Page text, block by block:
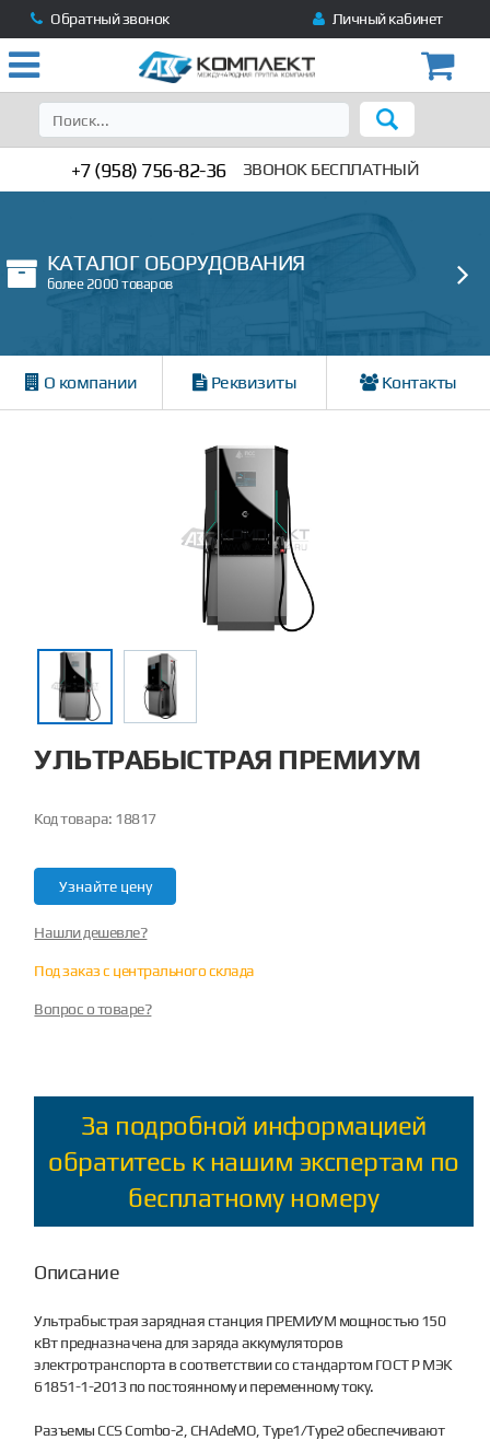
Обратный звонок Личный кабинет
+7 (958) 756-82-36 ЗВОНОК БЕСПЛАТНЫЙ
КАТАЛОГ ОБОРУДОВАНИЯ
более 2000 товаров
О компании Реквизиты Контакты
УЛЬТРАБЫСТРАЯ ПРЕМИУМ
Код товара: 18817
Узнайте цену
Нашли дешевле?
Под заказ с центрального склада
Вопрос о товаре?
За подробной информацией
обратитесь к нашим экспертам по
бесплатному номеру
Описание
Ультрабыстрая зарядная станция ПРЕМИУМ мощностью 150
кВт предназначена для заряда аккумуляторов
электротранспорта в соответствии со стандартом ГОСТ Р МЭК
61851-1-2013 по постоянному и переменному току.
Разъемы CCS Combo-2, CHAdeMO, Type1/Type2 обеспечивают